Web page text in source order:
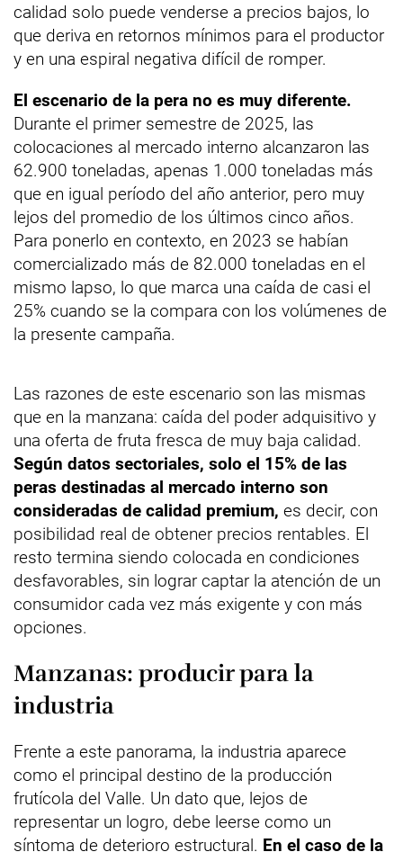
calidad solo puede venderse a precios bajos, lo
que deriva en retornos mínimos para el productor
y en una espiral negativa difícil de romper.
El escenario de la pera no es muy diferente.
Durante el primer semestre de 2025, las
colocaciones al mercado interno alcanzaron las
62.900 toneladas, apenas 1.000 toneladas más
que en igual período del año anterior, pero muy
lejos del promedio de los últimos cinco años.
Para ponerlo en contexto, en 2023 se habían
comercializado más de 82.000 toneladas en el
mismo lapso, lo que marca una caída de casi el
25% cuando se la compara con los volúmenes de
la presente campaña.
Las razones de este escenario son las mismas
que en la manzana: caída del poder adquisitivo y
una oferta de fruta fresca de muy baja calidad.
Según datos sectoriales, solo el 15% de las
peras destinadas al mercado interno son
consideradas de calidad premium, es decir, con
posibilidad real de obtener precios rentables. El
resto termina siendo colocada en condiciones
desfavorables, sin lograr captar la atención de un
consumidor cada vez más exigente y con más
opciones.
Manzanas: producir para la
industria
Frente a este panorama, la industria aparece
como el principal destino de la producción
frutícola del Valle. Un dato que, lejos de
representar un logro, debe leerse como un
síntoma de deterioro estructural. En el caso de la